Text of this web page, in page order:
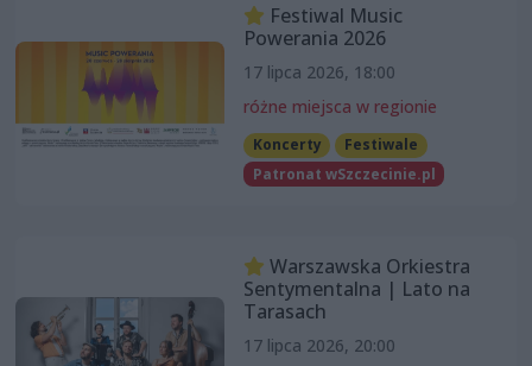
Festiwal Music
Powerania 2026
17 lipca 2026, 18:00
różne miejsca w regionie
Koncerty
Festiwale
Patronat wSzczecinie.pl
Warszawska Orkiestra
Sentymentalna | Lato na
Tarasach
17 lipca 2026, 20:00